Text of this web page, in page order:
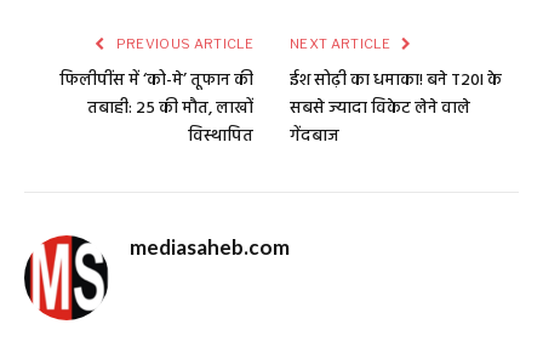
PREVIOUS ARTICLE
फिलीपींस में ‘को-मे’ तूफान की
तबाही: 25 की मौत, लाखों
विस्थापित
NEXT ARTICLE
ईश सोढ़ी का धमाका! बने T20I के
सबसे ज्यादा विकेट लेने वाले
गेंदबाज
mediasaheb.com